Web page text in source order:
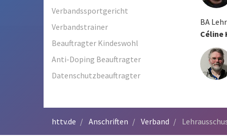
Verbandssportgericht
Verbandstrainer
Beauftragter Kindeswohl
Anti-Doping Beauftragter
Datenschutzbeauftragter
BA
Céline
httv.de Anschriften Verband